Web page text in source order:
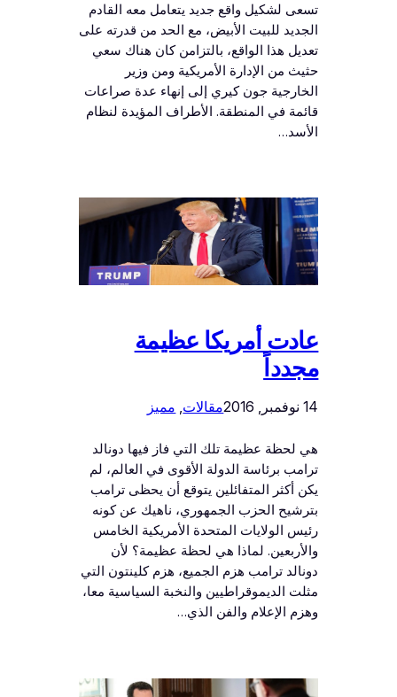
تسعى لشكيل واقع جديد يتعامل معه القادم
الجديد للبيت الأبيض، مع الحد من قدرته على
تعديل هذا الواقع، بالتزامن كان هناك سعي
حثيث من الإدارة الأمريكية ومن وزير
الخارجية جون كيري إلى إنهاء عدة صراعات
قائمة في المنطقة. الأطراف المؤيدة لنظام
الأسد…
عادت أمريكا عظيمة
مجدداً
14 نوفمبر, 2016 مقالات, مميز
هي لحظة عظيمة تلك التي فاز فيها دونالد
ترامب برئاسة الدولة الأقوى في العالم، لم
يكن أكثر المتفائلين يتوقع أن يحظى ترامب
بترشيح الحزب الجمهوري، ناهيك عن كونه
رئيس الولايات المتحدة الأمريكية الخامس
والأربعين. لماذا هي لحظة عظيمة؟ لأن
دونالد ترامب هزم الجميع، هزم كلينتون التي
مثلت الديموقراطيين والنخبة السياسية معا،
وهزم الإعلام والفن الذي…